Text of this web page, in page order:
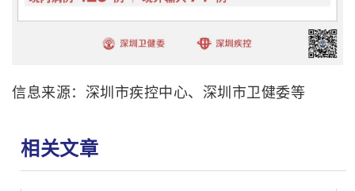
信息来源：深圳市疾控中心、深圳市卫健委等
相关文章